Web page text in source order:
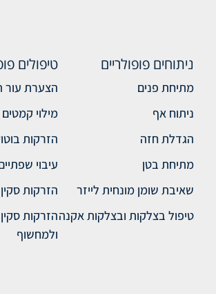
ניתוחים פופולריים
מתיחת פנים
ניתוח אף
הגדלת חזה
מתיחת בטן
שאיבת שומן מונחית לייזר
טיפול בצלקות ובצלקות אקנה
טיפולים
הצערת עור
מילוי קמטים
הזרקות
עיבוי
הזרקות
הזרקות
ולמחשוף